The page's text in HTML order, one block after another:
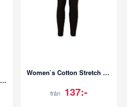
Women`s Flowy Scoop Muscle T-Shirt
Women`s Cotton Stretch Legging
från 137:-